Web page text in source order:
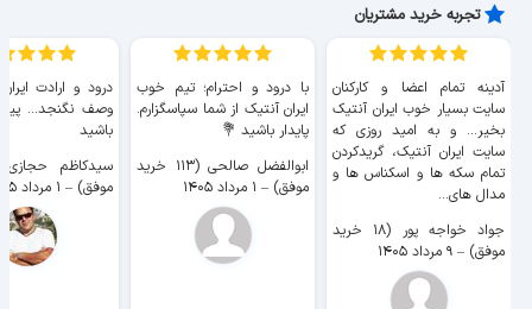
موسیقی دان و تاریخ شناس اتریشی کامل شد و این نظام را
«هورن بوستل-زاکس»
نامیدند. بر اساس این رده بندی هر سازی
می تواند بر اساس نوع لرزش ماده در سازها و مبانی آکوستیکی در
یکی از این رده بندی ها قرار گیرد.
تجربه خرید مشتریان
آدینه تمام اعضا و کارکنان
سایت بسیار خوب ايران آنتیک
بخیر... و به امید روزی که
سایت ايران آنتیک، گریدکردن
تمام سکه ها و اسکناس ها و
مدال های...
جواد خواجه پور (۱۸ خرید
موفق) – ۹ مرداد ۱۴۰۵
با درود و احترام؛ تیم خوب
ایران آنتیک از شما سپاسگزارم.
پایدار باشید 💐
ابوالفضل صالحی (۱۱۳ خرید
موفق) – ۱ مرداد ۱۴۰۵
درود و ارادت
وصف نگنجد...
باشید
موفق) – ۱ مرداد ۱۴۰۵